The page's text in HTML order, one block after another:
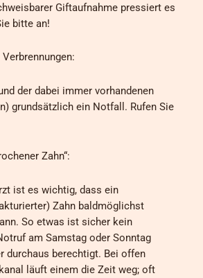
Giftaufnahme pressiert es
bitte an!
der dabei immer vorhandenen
grundsätzlich ein Notfall. Rufen Sie
Zahn“:
ist es wichtig, dass ein
Zahn baldmöglichst
So etwas ist sicher kein
am Samstag oder Sonntag
durchaus berechtigt. Bei offen
läuft einem die Zeit weg; oft